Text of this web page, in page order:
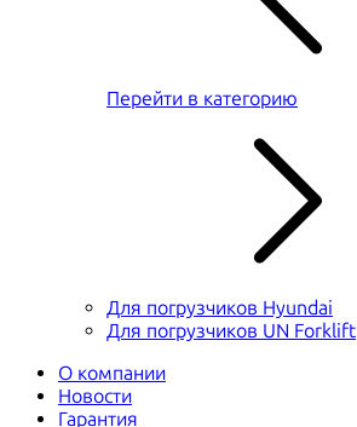
Перейти в категорию
Для погрузчиков Hyundai
Для погрузчиков UN Forklift
О компании
Новости
Гарантия